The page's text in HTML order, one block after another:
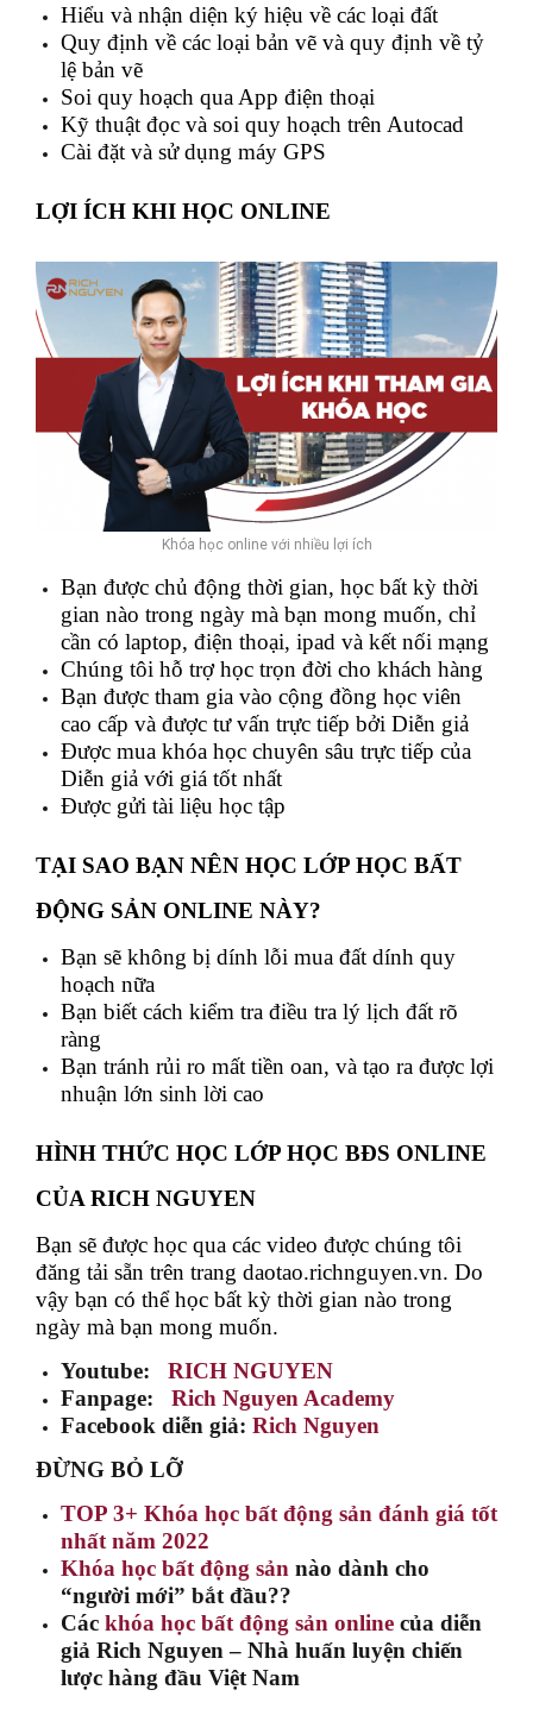
Hiểu và nhận diện ký hiệu về các loại đất
Quy định về các loại bản vẽ và quy định về tỷ
lệ bản vẽ
Soi quy hoạch qua App điện thoại
Kỹ thuật đọc và soi quy hoạch trên Autocad
Cài đặt và sử dụng máy GPS
LỢI ÍCH KHI HỌC ONLINE
Khóa học online với nhiều lợi ích
Bạn được chủ động thời gian, học bất kỳ thời
gian nào trong ngày mà bạn mong muốn, chỉ
cần có laptop, điện thoại, ipad và kết nối mạng
Chúng tôi hỗ trợ học trọn đời cho khách hàng
Bạn được tham gia vào cộng đồng học viên
cao cấp và được tư vấn trực tiếp bởi Diễn giả
Được mua khóa học chuyên sâu trực tiếp của
Diễn giả với giá tốt nhất
Được gửi tài liệu học tập
TẠI SAO BẠN NÊN HỌC LỚP HỌC BẤT
ĐỘNG SẢN ONLINE NÀY?
Bạn sẽ không bị dính lỗi mua đất dính quy
hoạch nữa
Bạn biết cách kiểm tra điều tra lý lịch đất rõ
ràng
Bạn tránh rủi ro mất tiền oan, và tạo ra được lợi
nhuận lớn sinh lời cao
HÌNH THỨC HỌC LỚP HỌC BĐS ONLINE
CỦA RICH NGUYEN
Bạn sẽ được học qua các video được chúng tôi
đăng tải sẵn trên trang daotao.richnguyen.vn. Do
vậy bạn có thể học bất kỳ thời gian nào trong
ngày mà bạn mong muốn.
Youtube: RICH NGUYEN
Fanpage: Rich Nguyen Academy
Facebook diễn giả: Rich Nguyen
ĐỪNG BỎ LỠ
TOP 3+ Khóa học bất động sản đánh giá tốt
nhất năm 2022
Khóa học bất động sản nào dành cho
“người mới” bắt đầu??
Các khóa học bất động sản online của diễn
giả Rich Nguyen – Nhà huấn luyện chiến
lược hàng đầu Việt Nam